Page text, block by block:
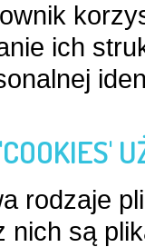
ich
rodzaje
nich są